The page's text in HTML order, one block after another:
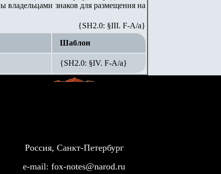
владельцами знаков для размещения на
{SH2.0: §III. F-A/а}
Шаблон
{SH2.0: §IV. F-А/а}
Россия, Санкт-Петербург
e-mail: fox-notes@narod.ru